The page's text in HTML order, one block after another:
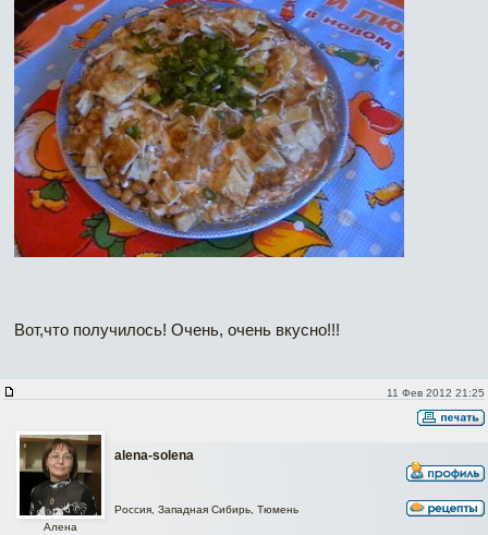
Вот,что получилось! Очень, очень вкусно!!!
11 Фев 2012 21:25
alena-solena
Алена
Россия, Западная Сибирь, Тюмень